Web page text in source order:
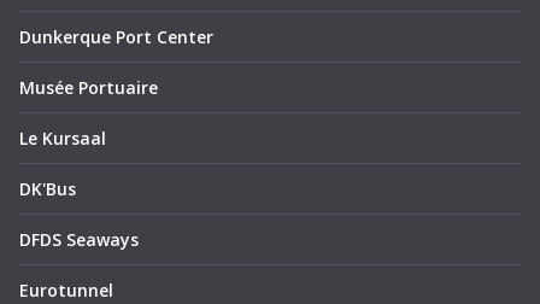
Dunkerque Port Center
Musée Portuaire
Le Kursaal
DK'Bus
DFDS Seaways
Eurotunnel